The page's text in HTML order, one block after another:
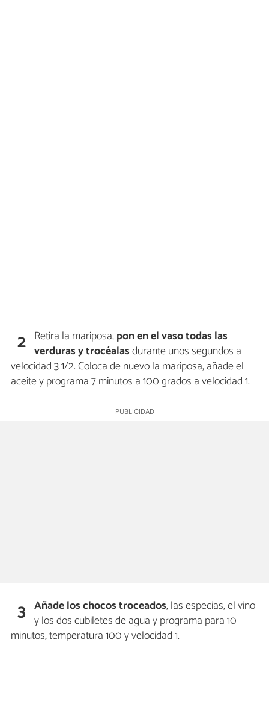
2 Retira la mariposa,pon en el vaso todas las
verduras y trocéalasdurante unos segundos a
velocidad 3 1/2. Coloca de nuevo la mariposa, añade el
aceite y programa 7 minutos a 100 grados a velocidad 1.
3 Añade los chocos troceados, las especias, el vino
y los dos cubiletes de agua y programa para 10
minutos, temperatura 100 y velocidad 1.